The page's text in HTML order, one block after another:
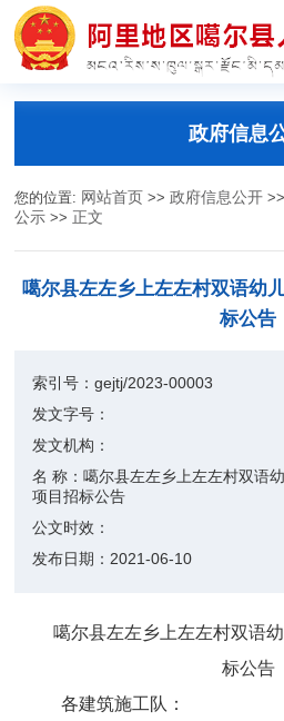
政府信息
您的位置: 网站首页 >>政府信息公开
公示 >> 正文
噶尔县左左乡上左左村双语幼
标公告
索引号：gejtj/2023-00003
发文字号：
发文机构：
名 称：噶尔县左左乡上左左村双语
项目招标公告
公文时效：
发布日期： 2021-06-10
噶尔县左左乡上左左村双语
标公告
各建筑施工队：